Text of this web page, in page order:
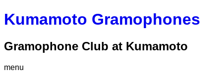
Kumamoto Gramophones
Gramophone Club at Kumamoto
menu